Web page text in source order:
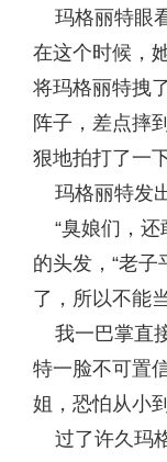
玛格丽特眼
在这个时候，
将玛格丽特拽
阵子，差点摔
狠地拍打了一下
玛格丽特发
“臭娘们，还
的头发，“老
了，所以不能
我一巴掌直
特一脸不可置
姐，恐怕从小
过了许久玛